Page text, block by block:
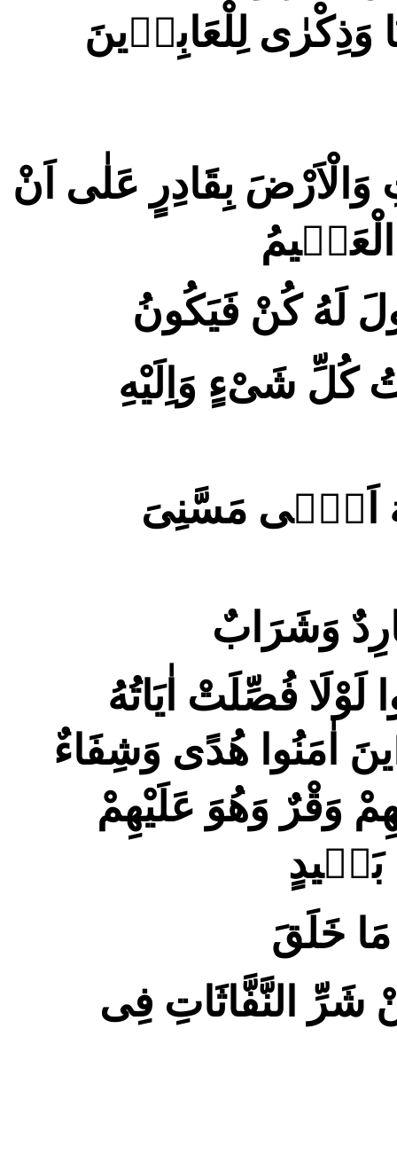
وَذِكْرٰى لِلْعَابِدٖينَ
بِقَادِرٍ عَلٰى اَنْ
الْعَلٖيمُ
لَهُ كُنْ فَيَكُونُ
كُلِّ شَیْءٍ وَاِلَيْهِ
رَبَّهُ اَنّٖى مَسَّنِىَ
وَشَرَابٌ
لَوْلَا فُصِّلَتْ اٰيَاتُهُ
اٰمَنُوا هُدًى وَشِفَاءٌ
وَقْرٌ وَهُوَ عَلَيْهِمْ
بَعٖيدٍ
خَلَقَ
النَّفَّاثَاتِ فِى